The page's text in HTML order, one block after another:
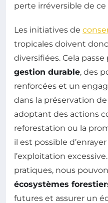
perte irréversible de
Les initiatives de
tropicales doivent
diversifiées. Cela
gestion durable, des
renforcées et un
dans la préservation de
adoptant des actions
reforestation ou la
il est possible
l’exploitation
pratiques, nous
écosystèmes
futures et assurer un